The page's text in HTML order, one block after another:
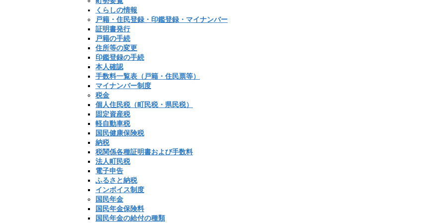
くらしの情報
戸籍・住民登録・印鑑登録・マイナンバー
証明書発行
戸籍の手続
住所等の変更
印鑑登録の手続
本人確認
手数料一覧表（戸籍・住民票等）
マイナンバー制度
税金
個人住民税（町民税・県民税）
固定資産税
軽自動車税
国民健康保険税
納税
税関係各種証明書および手数料
法人町民税
電子申告
ふるさと納税
インボイス制度
国民年金
国民年金保険料
国民年金の給付の種類